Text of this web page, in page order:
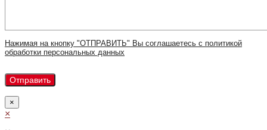
Нажимая на кнопку "ОТПРАВИТЬ" Вы соглашаетесь с политикой
обработки персональных данных
×
×